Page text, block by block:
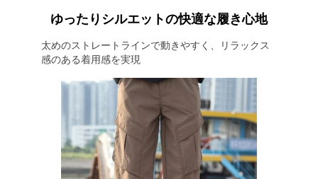
ゆったりシルエットの快適な履き心地
太めのストレートラインで動きやすく、リラックス
感のある着用感を実現